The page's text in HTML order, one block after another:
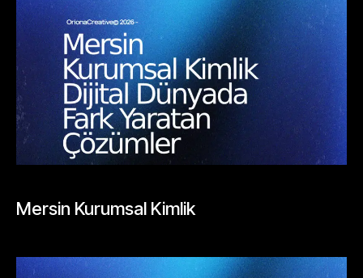
Mersin Kurumsal Kimlik